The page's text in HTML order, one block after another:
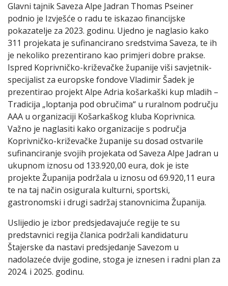
Glavni tajnik Saveza Alpe Jadran Thomas Pseiner
podnio je Izvješće o radu te iskazao financijske
pokazatelje za 2023. godinu. Ujedno je naglasio kako
311 projekata je sufinancirano sredstvima Saveza, te ih
je nekoliko prezentirano kao primjeri dobre prakse.
Ispred Koprivničko-križevačke županije viši savjetnik-
specijalist za europske fondove Vladimir Šadek je
prezentirao projekt Alpe Adria košarkaški kup mladih –
Tradicija „loptanja pod obručima“ u ruralnom području
AAA u organizaciji Košarkaškog kluba Koprivnica.
Važno je naglasiti kako organizacije s područja
Koprivničko-križevačke županije su dosad ostvarile
sufinanciranje svojih projekata od Saveza Alpe Jadran u
ukupnom iznosu od 133.920,00 eura, dok je iste
projekte Županija podržala u iznosu od 69.920,11 eura
te na taj način osigurala kulturni, sportski,
gastronomski i drugi sadržaj stanovnicima Županija.
Uslijedio je izbor predsjedavajuće regije te su
predstavnici regija članica podržali kandidaturu
Štajerske da nastavi predsjedanje Savezom u
nadolazeće dvije godine, stoga je iznesen i radni plan za
2024. i 2025. godinu.